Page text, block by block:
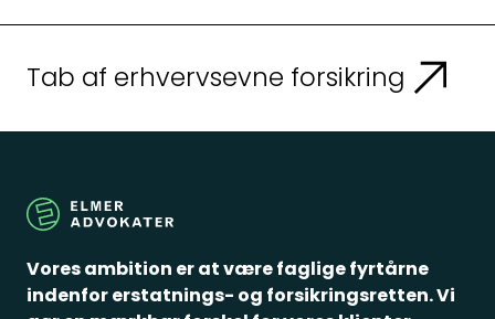
Tab af erhvervsevne forsikring
Vores ambition er at være faglige fyrtårne
indenfor erstatnings- og forsikringsretten. Vi